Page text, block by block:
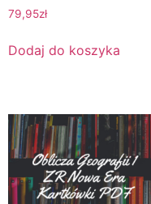
79,95zł
Dodaj do koszyka